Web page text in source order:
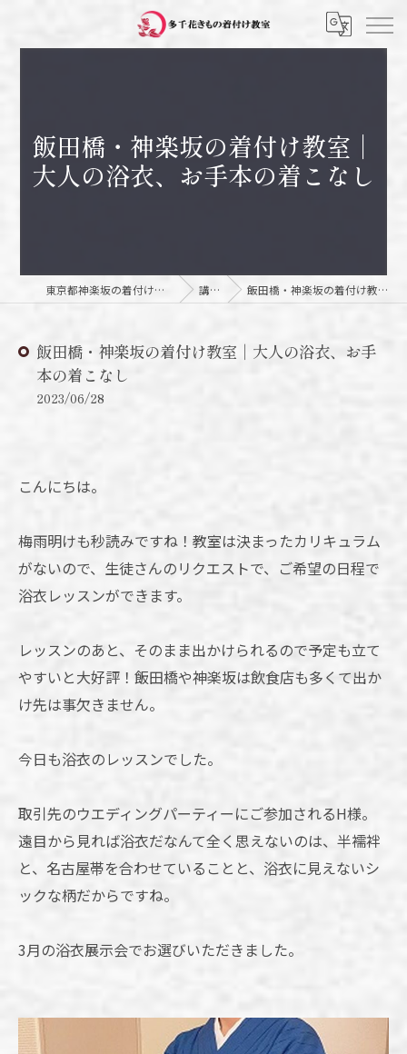
飯田橋・神楽坂の着付け教室｜
大人の浴衣、お手本の着こなし
東京都神楽坂の着付け教室なら多千花きもの着付け教室 講師日記 飯田橋・神楽坂の着付け教室｜大人の浴衣、お手本の着こなし
飯田橋・神楽坂の着付け教室｜大人の浴衣、お手
本の着こなし
2023/06/28
こんにちは。
梅雨明けも秒読みですね！教室は決まったカリキュラム
がないので、生徒さんのリクエストで、ご希望の日程で
浴衣レッスンができます。
レッスンのあと、そのまま出かけられるので予定も立て
やすいと大好評！飯田橋や神楽坂は飲食店も多くて出か
け先は事欠きません。
今日も浴衣のレッスンでした。
取引先のウエディングパーティーにご参加されるH様。
遠目から見れば浴衣だなんて全く思えないのは、半襦袢
と、名古屋帯を合わせていることと、浴衣に見えないシ
ックな柄だからですね。
3月の浴衣展示会でお選びいただきました。